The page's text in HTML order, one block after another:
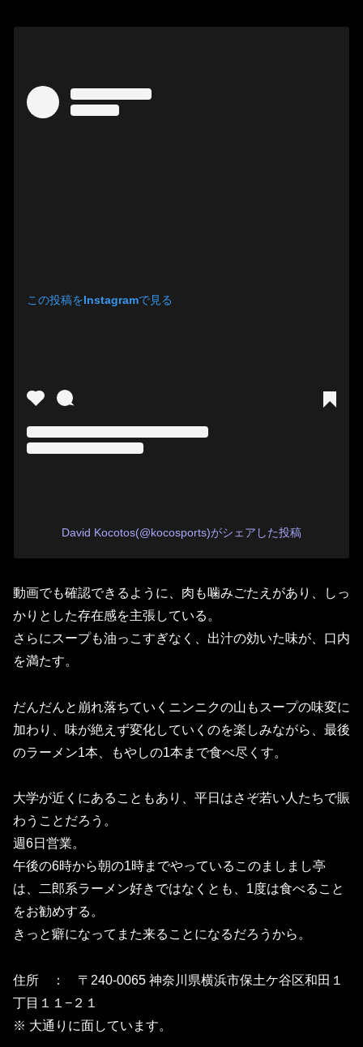
この投稿をInstagramで見る
David Kocotos(@kocosports)がシェアした投稿
動画でも確認できるように、肉も噛みごたえがあり、
しっ
かりとした存在感を主張している。
さらにスープも油っこすぎなく、出汁の効いた味が、口内
を満たす。
だんだんと崩れ落ちていくニンニクの山もスープの味変に
加わり、 味が絶えず変化していくのを楽しみながら、 最後
のラーメン1本、もやしの1本まで食べ尽くす。
大学が近くにあることもあり、 平日はさぞ若い人たちで賑
わうことだろう。
週6日営業。
午後の6時から朝の1時までやっているこのましまし亭
は、
二郎系ラーメン好きではなくとも、 1度は食べること
をお勧めする。
きっと癖になってまた来ることになるだろうから。
住所 ： 〒240-0065 神奈川県横浜市保土ケ谷区和田１
丁目１１−２１
※ 大通りに面しています。